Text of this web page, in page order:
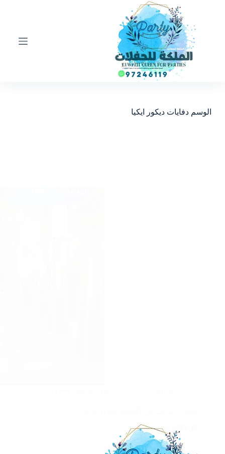
الوسم دفايات ديكور ايكيا
دفايات